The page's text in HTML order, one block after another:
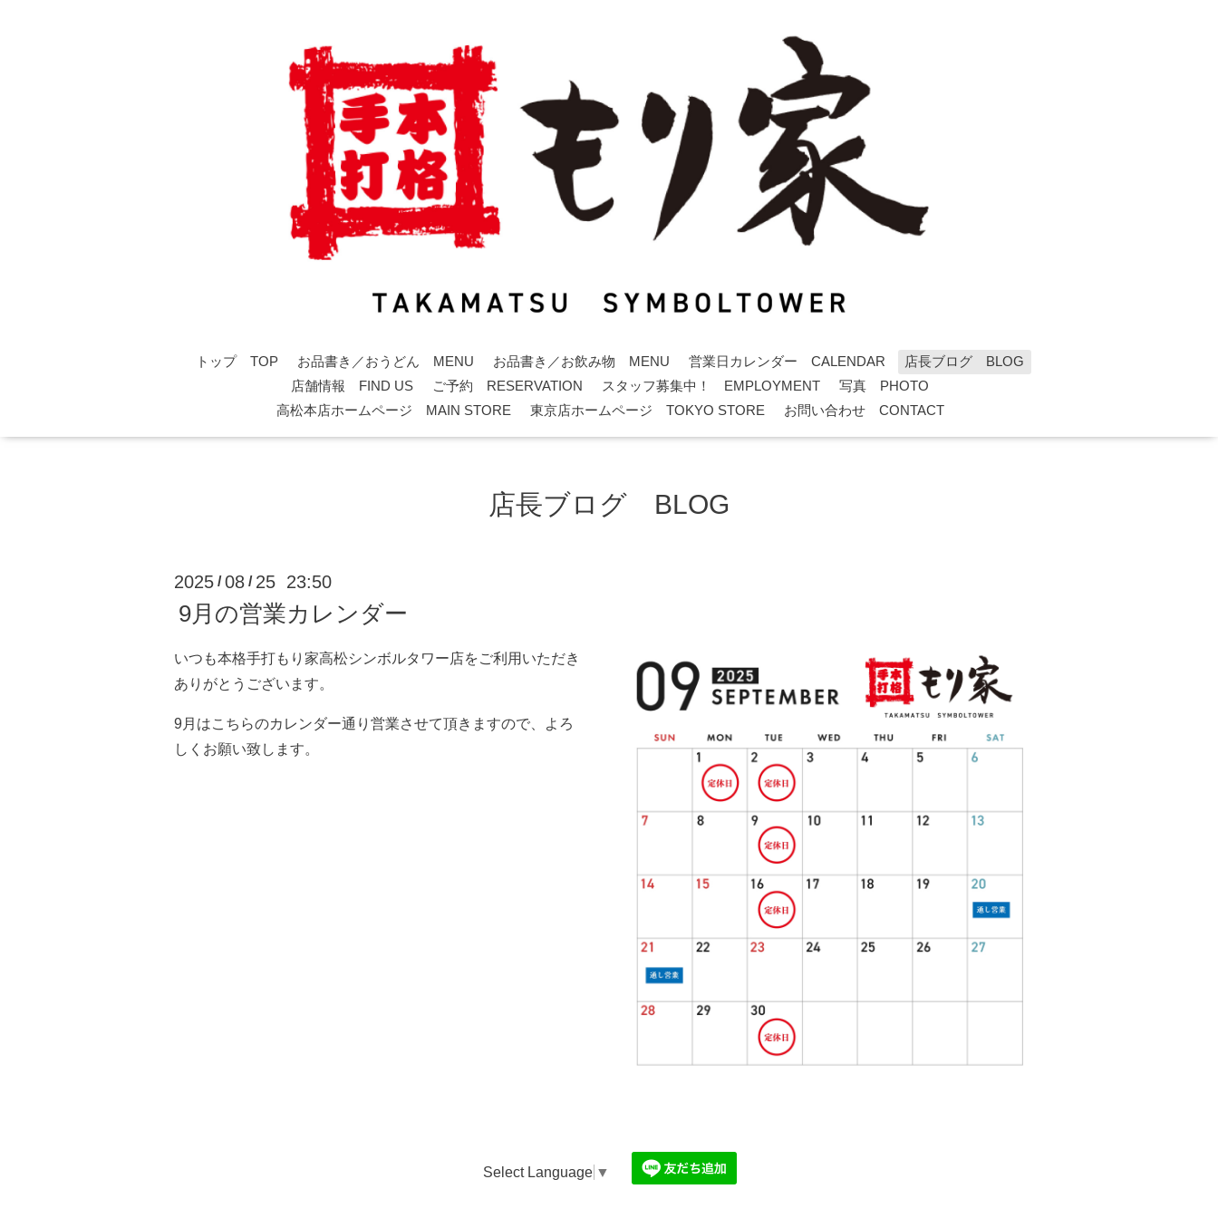
トップ TOP お品書き／おうどん MENU お品書き／お飲み物 MENU 営業日カレンダー CALENDAR
店長ブログ BLOG
店舗情報 FIND US
ご予約 RESERVATION スタッフ募集中！ EMPLOYMENT
写真 PHOTO
高松本店ホームページ MAIN STORE
東京店ホームページ TOKYO STORE お問い合わせ CONTACT
店長ブログ BLOG
2025 /08 / 25 23:50
9月の営業カレンダー
いつも本格手打もり家高松シンボルタワー店をご利用いただき
ありがとうございます。
9月はこちらのカレンダー通り営業させて頂きますので、よろ
しくお願い致します。
Select Language ▼